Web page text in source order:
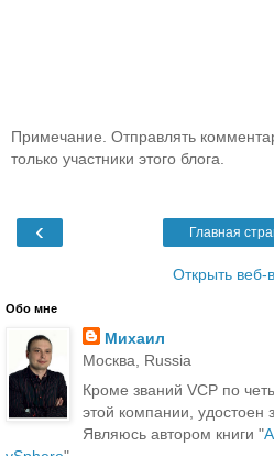
Примечание. Отправлять
только участники этого блога.
‹ Главная
Открыть веб-
Обо мне
Михаил
Москва, Russia
Кроме званий VCP по
этой компании, удостоен
Являюсь автором книги "